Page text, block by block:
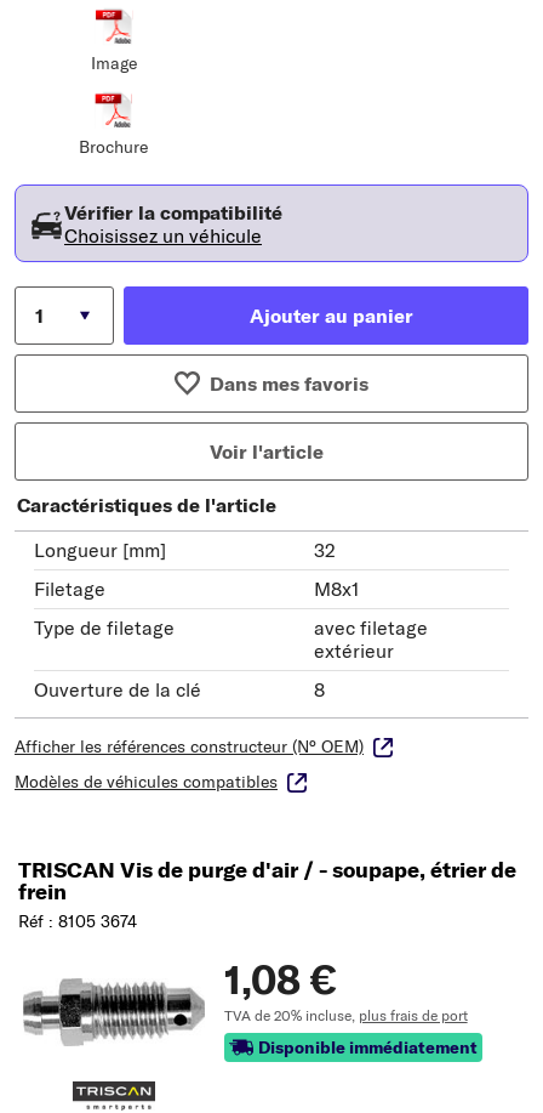
Image
Brochure
Vérifier la compatibilité
Choisissez un véhicule
Ajouter au panier
Dans mes favoris
Voir l'article
Caractéristiques de l'article
Longueur [mm]
32
Filetage
M8x1
Type de filetage
avec filetage
extérieur
Ouverture de la clé
8
Afficher les références constructeur (N° OEM)
Modèles de véhicules compatibles
TRISCAN Vis de purge d'air / - soupape, étrier de
frein
Réf : 8105 3674
1,08 €
TVA de 20% incluse, plus frais de port
Disponible immédiatement